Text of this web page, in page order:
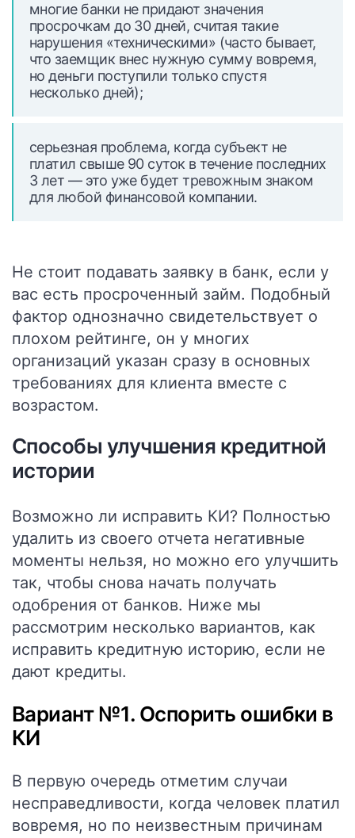
многие банки не придают значения
просрочкам до 30 дней, считая такие
нарушения «техническими» (часто бывает,
что заемщик внес нужную сумму вовремя,
но деньги поступили только спустя
несколько дней);
серьезная проблема, когда субъект не
платил свыше 90 суток в течение последних
3 лет — это уже будет тревожным знаком
для любой финансовой компании.
Не стоит подавать заявку в банк, если у
вас есть просроченный займ. Подобный
фактор однозначно свидетельствует о
плохом рейтинге, он у многих
организаций указан сразу в основных
требованиях для клиента вместе с
возрастом.
Способы улучшения кредитной
истории
Возможно ли исправить КИ? Полностью
удалить из своего отчета негативные
моменты нельзя, но можно его улучшить
так, чтобы снова начать получать
одобрения от банков. Ниже мы
рассмотрим несколько вариантов, как
исправить кредитную историю, если не
дают кредиты.
Вариант №1. Оспорить ошибки в
КИ
В первую очередь отметим случаи
несправедливости, когда человек платил
вовремя, но по неизвестным причинам